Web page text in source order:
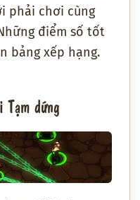
phải chơi cùng
điểm số tốt
bảng xếp hạng.
dừng